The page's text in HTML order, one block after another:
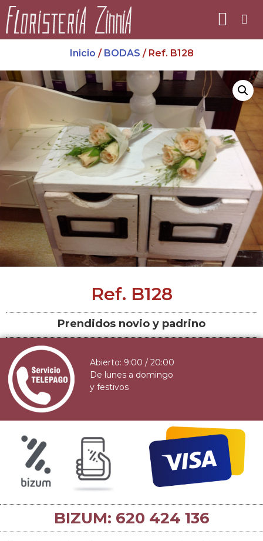
Inicio / BODAS / Ref. B128
Ref. B128
Prendidos novio y padrino
Abierto: 9:00 / 20:00
De lunes a domingo
y festivos
BIZUM: 620 424 136